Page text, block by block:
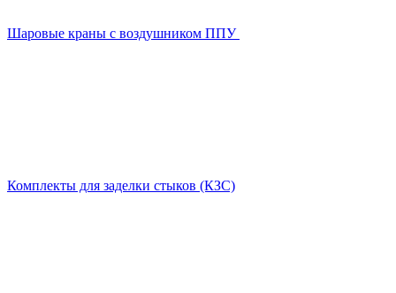
Шаровые краны с воздушником ППУ
Комплекты для заделки стыков (КЗС)